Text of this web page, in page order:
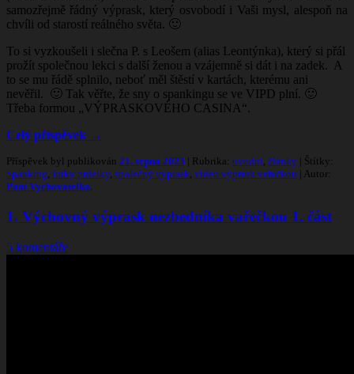
samozřejmě řádný výprask, který osvobodí i Vaši mysl, alespoň na
chvíli od starostí reálného světa. 🙂
To si vyzkoušeli i slečna P. s Leošem (alias Leontýnka), který si přál
prožít společnou lekci s další ženou a vzájemně si dát i na zadek. A
to se mu řádě splnilo, neboť měl štěstí v kartách, kterému ani
nevěřil. 🙂 Tak věřte, že sny o spankingu se ve VIPD plní. 🙂
Třeba formou „VÝPRASKOVÉHO CASINA“.
Celý příspěvek →
Příspěvek byl publikován 21. srpna 2023 | Rubrika: úvodní, články | Štítky:
Spanking, fotky prdelky, společný výprask, video výprask vařečkou | Autor:
Paní Vychovatelka.
1. Výchovný výprask nezbedníka vařečkou 1. část
5 komentáře